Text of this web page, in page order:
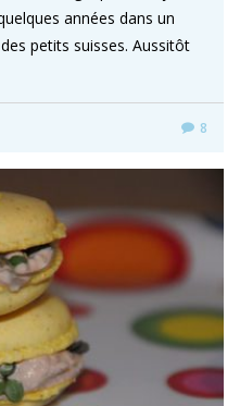
années dans un
petits suisses. Aussitôt
8